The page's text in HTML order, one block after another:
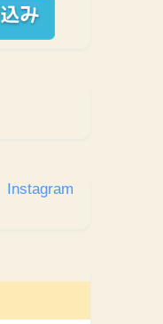
Instagram